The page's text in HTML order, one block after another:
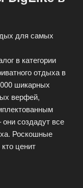
для самых
в категории
отдыха в
шикарных
верфей,
создадут все
Роскошные
ценит